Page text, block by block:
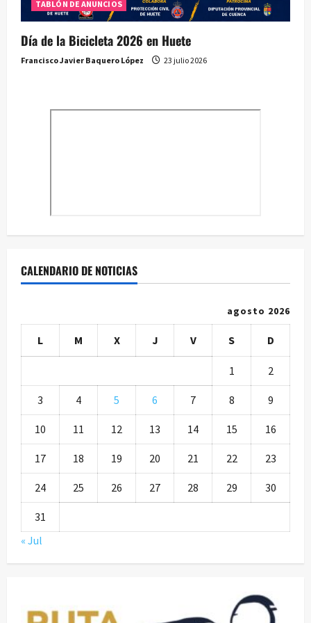
TABLÓN DE ANUNCIOS
Día de la Bicicleta 2026 en Huete
Francisco Javier Baquero López 23 julio 2026
CALENDARIO DE NOTICIAS
agosto 2026
L M X J V S D
1 2
3 4 5 6 7 8 9
10 11 12 13 14 15 16
17 18 19 20 21 22 23
24 25 26 27 28 29 30
31
« Jul